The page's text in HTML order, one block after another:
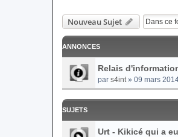
Nouveau Sujet
ANNONCES
Relais
par s4int» 09 mars
SUJETS
Urt - Kikicé qui a